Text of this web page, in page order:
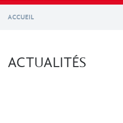
ACCUEIL
ACTUALITÉS